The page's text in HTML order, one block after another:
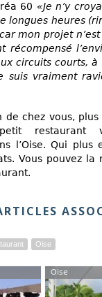
60 «Je n’y
longues heures
mon projet
récompensé
circuits courts,
suis vraiment
de chez vous,
restaurant
l’Oise. Qui plus
Vous pouvez
Oise
Oise